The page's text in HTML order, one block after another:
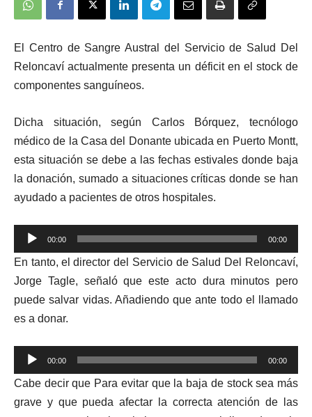
El Centro de Sangre Austral del Servicio de Salud Del
Reloncaví actualmente presenta un déficit en el stock de
componentes sanguíneos.
Dicha situación, según Carlos Bórquez, tecnólogo
médico de la Casa del Donante ubicada en Puerto Montt,
esta situación se debe a las fechas estivales donde baja
la donación, sumado a situaciones críticas donde se han
ayudado a pacientes de otros hospitales.
Reproductor
de
audio
00:00 00:00
En tanto, el director del Servicio de Salud Del Reloncaví,
Jorge Tagle, señaló que este acto dura minutos pero
puede salvar vidas. Añadiendo que ante todo el llamado
es a donar.
Reproductor
de
audio
00:00 00:00
Cabe decir que Para evitar que la baja de stock sea más
grave y que pueda afectar la correcta atención de las